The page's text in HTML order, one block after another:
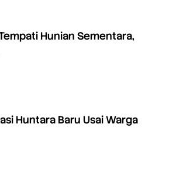
Hunian Sementara,
Huntara Baru Usai Warga